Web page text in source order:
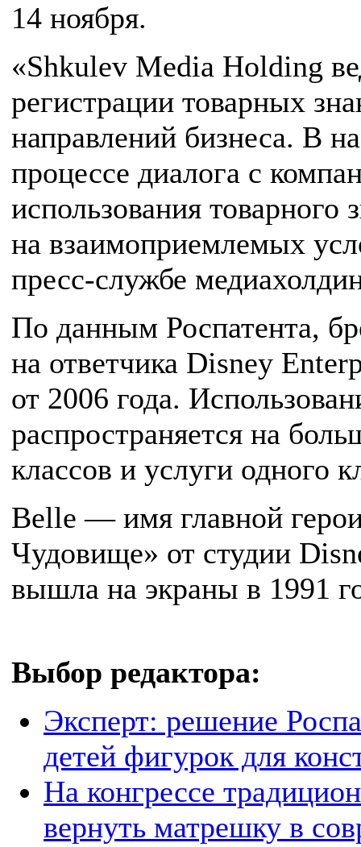
14 ноября.
«Shkulev Media Holding
регистрации товарных
направлений бизнеса. В
процессе диалога с
использования товарного
на взаимоприемлемых
пресс-службе
По данным Роспатента,
на ответчика Disney
от 2006 года.
распространяется на
классов и услуги одного
Belle — имя главной
Чудовище» от студии
вышла на экраны в 1991
Выбор редактора:
Эксперт: решение
детей фигурок для
На конгрессе
вернуть матрешку в